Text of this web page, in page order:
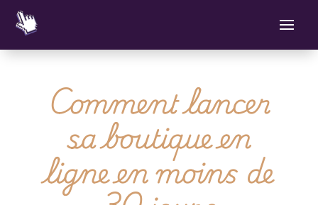
Comment lancer
sa boutique en
ligne en moins de